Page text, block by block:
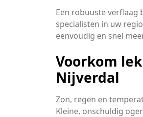
Een robuuste verflaag
specialisten in uw
eenvoudig en snel
Voorkom
Nijverdal
Zon, regen en
Kleine, onschuldig